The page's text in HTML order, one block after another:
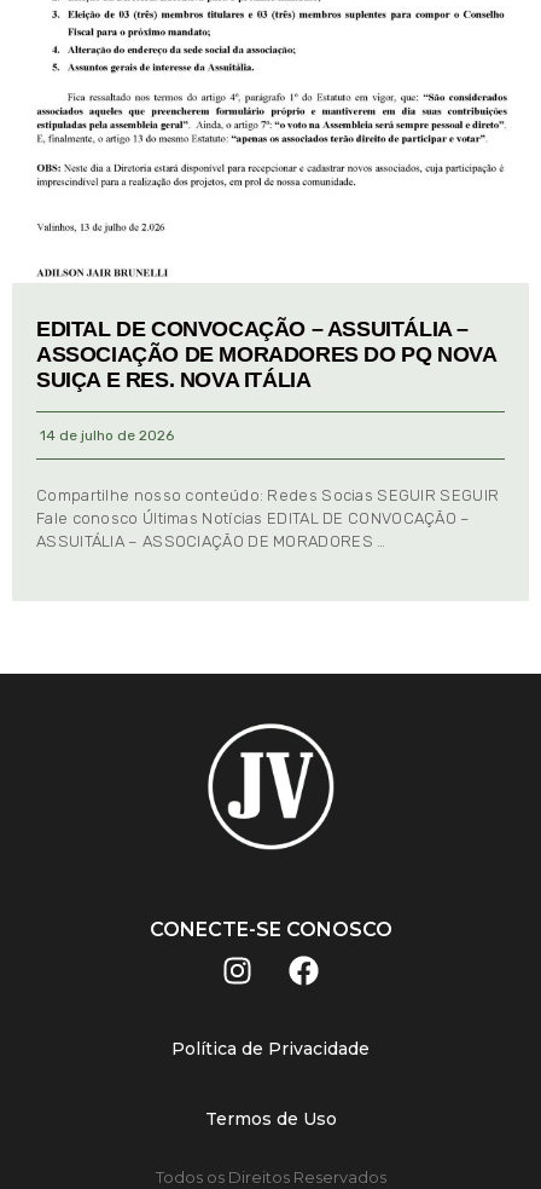
EDITAL DE CONVOCAÇÃO – ASSUITÁLIA –
ASSOCIAÇÃO DE MORADORES DO PQ NOVA
SUIÇA E RES. NOVA ITÁLIA
14 de julho de 2026
Compartilhe nosso conteúdo: Redes Socias SEGUIR SEGUIR
Fale conosco Últimas Notícias EDITAL DE CONVOCAÇÃO –
ASSUITÁLIA – ASSOCIAÇÃO DE MORADORES …
CONECTE-SE CONOSCO
Política de Privacidade
Termos de Uso
Todos os Direitos Reservados